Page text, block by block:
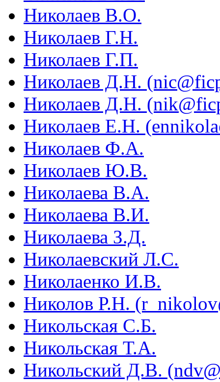
Николаев В.О.
Николаев Г.Н.
Николаев Г.П.
Николаев Д.Н.
Николаев Д.Н.
Николаев Е.Н.
Николаев Ф.А.
Николаев Ю.В.
Николаева В.А.
Николаева В.И.
Николаева З.Д.
Николаевский Л.С.
Николаенко И.В.
Николов Р.Н.
Никольская С.Б.
Никольская Т.А.
Никольский Д.В.